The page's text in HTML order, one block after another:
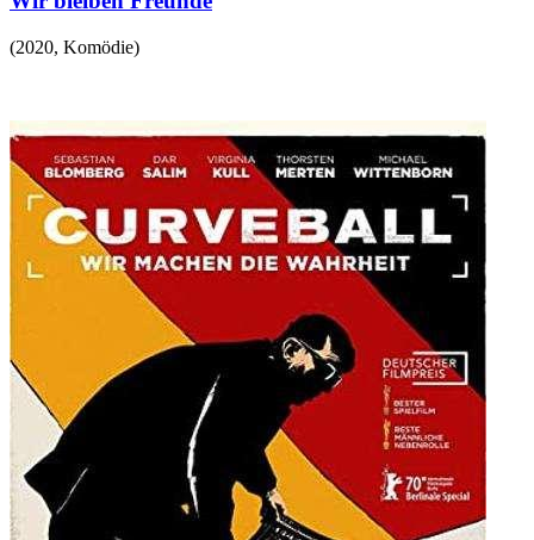
(2020, Komödie)